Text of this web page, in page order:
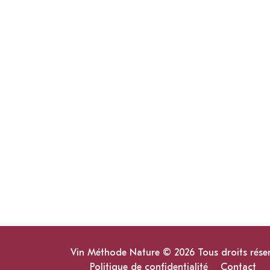
Vin Méthode Nature © 2026 Tous droits
Politique de confidentialité
Contact